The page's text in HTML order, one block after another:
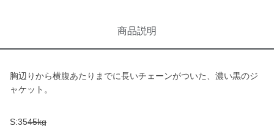
商品説明
胸辺りから横腹あたりまでに長いチェーンがついた、濃い黒のジ
ャケット。
S:3545kg